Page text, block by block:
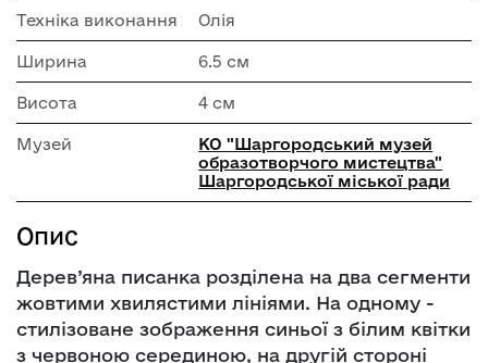
Техніка виконання Олія
Ширина 6.5 см
Висота 4 см
Музей
КО "Шаргородський музей
образотворчого мистецтва"
Шаргородської міської ради
Опис
Дерев’яна писанка розділена на два сегменти
жовтими хвилястими лініями. На одному -
стилізоване зображення синьої з білим квітки
з червоною серединою, на другій стороні